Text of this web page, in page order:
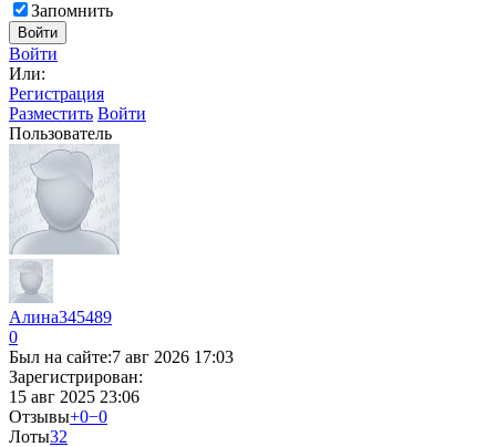
Запомнить
Войти
Войти
Или:
Регистрация
Разместить Войти
Пользователь
Алина345489
0
Был на сайте:7 авг 2026 17:03
Зарегистрирован:
15 авг 2025 23:06
Отзывы+0−0
Лоты32